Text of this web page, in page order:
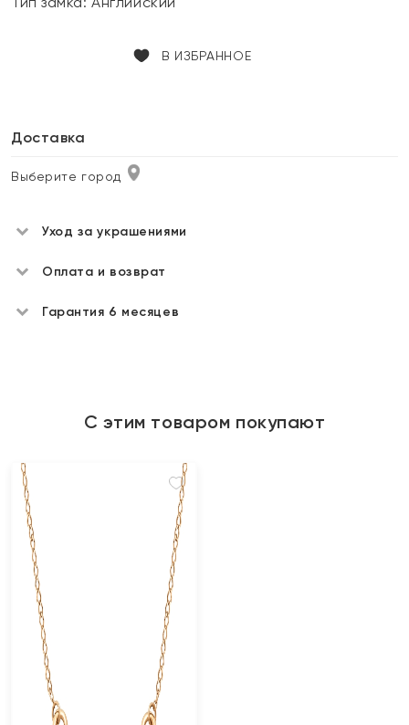
В ИЗБРАННОЕ
Доставка
Выберите город
Уход за украшениями
Оплата и возврат
Гарантия 6 месяцев
С этим товаром покупают